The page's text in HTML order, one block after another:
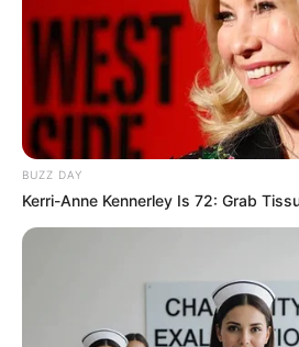
BUZZ DAY
Kerri-Anne Kennerley Is 72: Grab